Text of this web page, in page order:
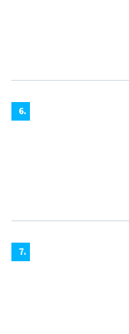
6.
7.